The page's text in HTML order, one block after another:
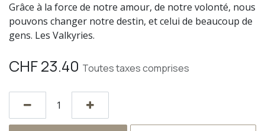
Grâce à la force de notre amour, de notre volonté, nous
pouvons changer notre destin, et celui de beaucoup de
gens. Les Valkyries.
CHF23.40 Toutes taxes comprises